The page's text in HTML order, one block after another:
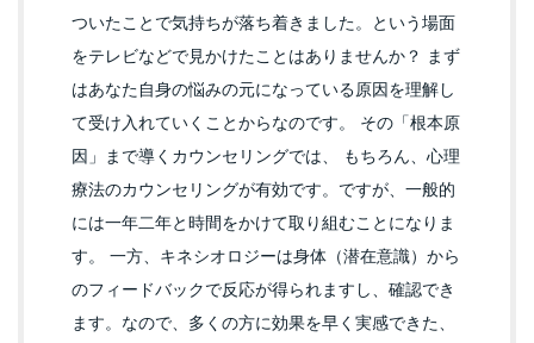
ついたことで気持ちが落ち着きました。という場面
をテレビなどで見かけたことはありませんか？ まず
はあなた自身の悩みの元になっている原因を理解し
て受け入れていくことからなのです。 その「根本原
因」まで導くカウンセリングでは、 もちろん、心理
療法のカウンセリングが有効です。ですが、一般的
には一年二年と時間をかけて取り組むことになりま
す。 一方、キネシオロジーは身体（潜在意識）から
のフィードバックで反応が得られますし、確認でき
ます。なので、多くの方に効果を早く実感できた、